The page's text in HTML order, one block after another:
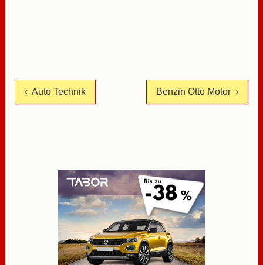
‹ Auto Technik Benzin Otto Motor ›